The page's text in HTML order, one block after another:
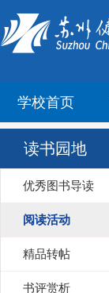
学校首页
读书园地
优秀图书导读
阅读活动
精品转帖
书评赏析